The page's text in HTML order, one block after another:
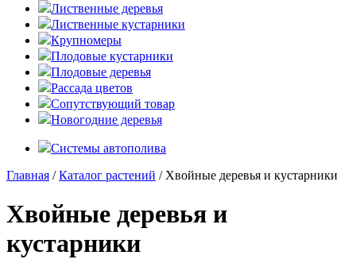
Лиственные деревья
Лиственные кустарники
Крупномеры
Плодовые кустарники
Плодовые деревья
Рассада цветов
Сопутствующий товар
Новогодние деревья
Системы автополива
Главная /Каталог растений / Хвойные деревья и кустарники
Хвойные деревья и
кустарники